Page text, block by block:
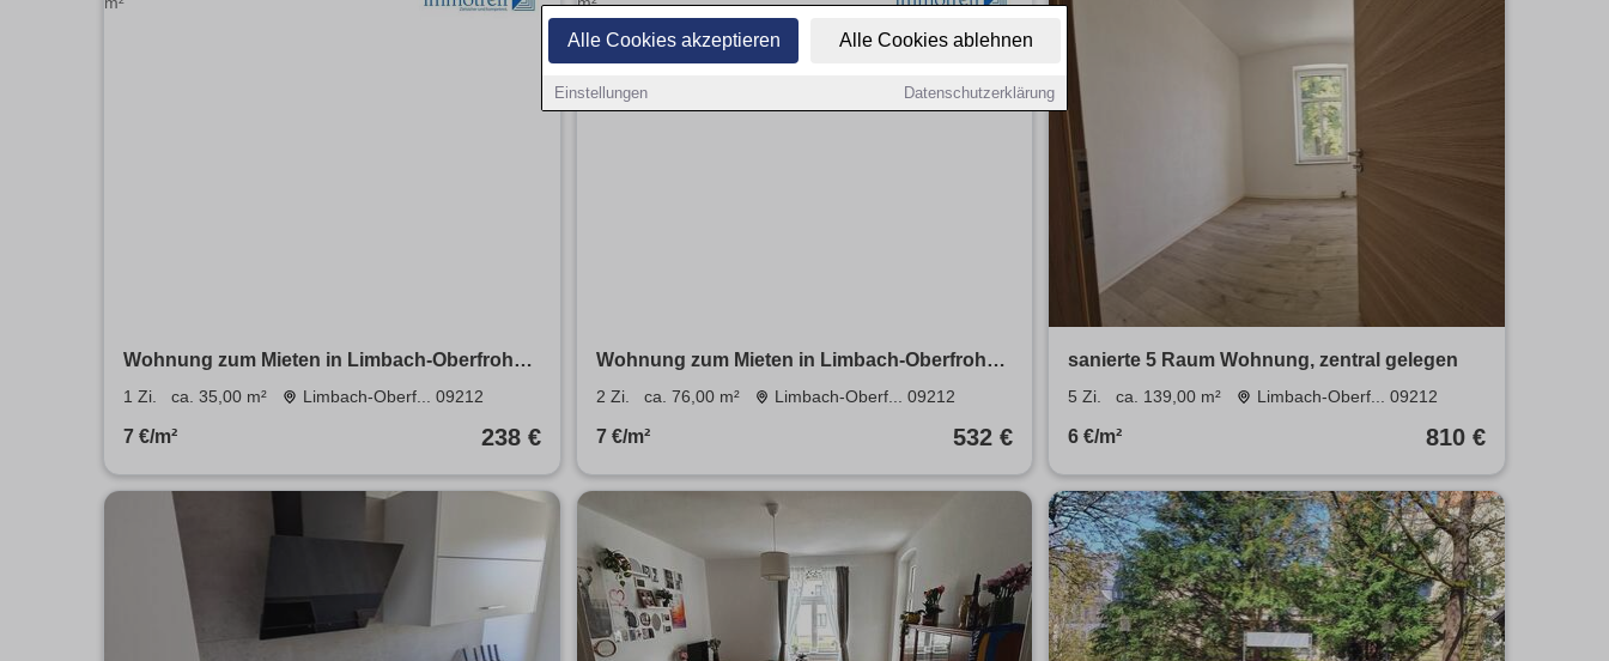
Alle Cookies akzeptieren Alle Cookies ablehnen
Einstellungen Datenschutzerklärung
Wohnung zum Mieten in Limbach-Oberfrohna
238 € 35 m²
1 Zi. ca. 35,00 m² Limbach-Oberf... 09212
7 €/m² 238 €
Wohnung zum Mieten in Limbach-Oberfrohna
532 € 76 m²
2 Zi. ca. 76,00 m² Limbach-Oberf... 09212
7 €/m² 532 €
sanierte 5 Raum Wohnung, zentral gelegen
5 Zi. ca. 139,00 m² Limbach-Oberf... 09212
6 €/m² 810 €